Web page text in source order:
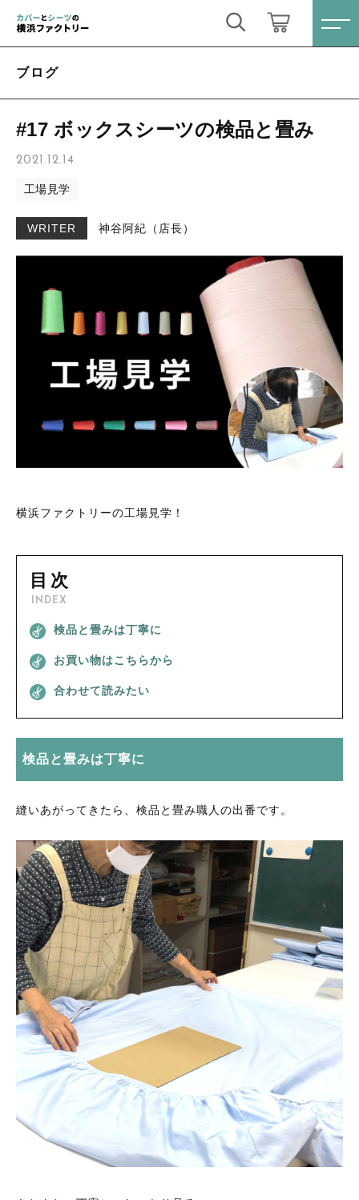
ブログ
#17 ボックスシーツの検品と畳み
2021.12.14
工場見学
WRITER 神谷阿紀（店長）
横浜ファクトリーの工場見学！
目次
INDEX
検品と畳みは丁寧に
お買い物はこちらから
合わせて読みたい
検品と畳みは丁寧に
縫いあがってきたら、検品と畳み職人の出番です。
ログイン / 会員登録
お気に入り
オーダーメイド
敷布団カバー
ベッド用ボックスシーツ
敷布団用シーツ
毛布カバー
掛け布団
毛布・ケット・ひざ掛け
防災頭巾・防災頭巾カバー・ランチョンマット
防ダニ素材
肌触りがソフトな素材
暑がりの方向け
寒がりの方向け
お問合せ（生地サンプル・見積り等）
セール
お知らせ
この季節にちょうどよい商品
しっとり ほっこり もっちり
サラサラ
さっぱり
のびのび
ベッド用ボックスシーツ
敷布団用シーツ
枕カバー
毛布カバー
掛け布団
敷布団
枕・クッション
防災頭巾・防災頭巾カバー・ランチョンマット
暑がりの方向け
寒がりの方向け
色柄を楽しむ綿
キーワード検索
親カテゴリ
子カテゴリ
価格帯